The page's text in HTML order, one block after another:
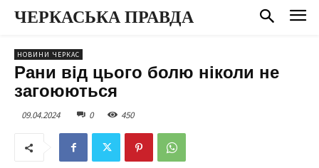
ЧЕРКАСЬКА ПРАВДА
НОВИНИ ЧЕРКАС
Рани від цього болю ніколи не
загоюються
09.04.2024 0 450